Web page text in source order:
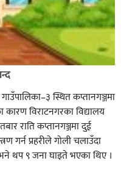
स्थित कप्तानगञ्जमा
विराटनगरका विद्यालय
राति कप्तानगञ्जमा दुई
गर्न प्रहरीले गोली चलाउँदा
थप ९ जना घाइते भएका थिए ।